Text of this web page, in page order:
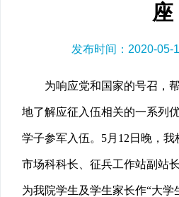
座
发布时间：2020-05-
为响应党和国家的号召，
地了解应征入伍相关的一系列
学子参军入伍。5月12日晚，
市场科科长、征兵工作站副站
为我院学生及学生家长作“大学